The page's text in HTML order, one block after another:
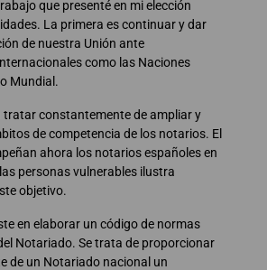
que presenté en mi elección
La primera es continuar y dar
de nuestra Unión ante
como las Naciones
Mundial.
tratar constantemente de ampliar y
de competencia de los notarios. El
ahora los notarios españoles en
personas vulnerables ilustra
objetivo.
en elaborar un código de normas
Notariado. Se trata de proporcionar
de un Notariado nacional un